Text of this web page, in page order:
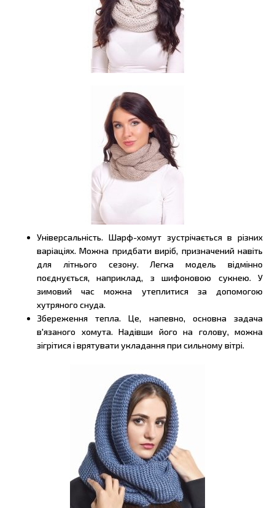
Універсальність. Шарф-хомут зустрічається в різних
варіаціях. Можна придбати виріб, призначений навіть
для літнього сезону. Легка модель відмінно
поєднується, наприклад, з шифоновою сукнею. У
зимовий час можна утеплитися за допомогою
хутряного снуда.
Збереження тепла. Це, напевно, основна задача
в'язаного хомута. Надівши його на голову, можна
зігрітися і врятувати укладання при сильному вітрі.